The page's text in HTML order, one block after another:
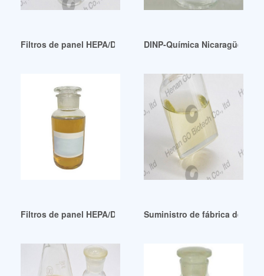
Filtros de panel HEPA/DOP/ASHRAE a buen precio en Reino
DINP-Química Nicaragüense
Filtros de panel HEPA/DOP/ASHRAE de alto rendimiento
Suministro de fábrica de